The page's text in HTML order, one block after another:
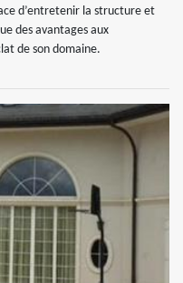
d’entretenir la structure et
des avantages aux
de son domaine.